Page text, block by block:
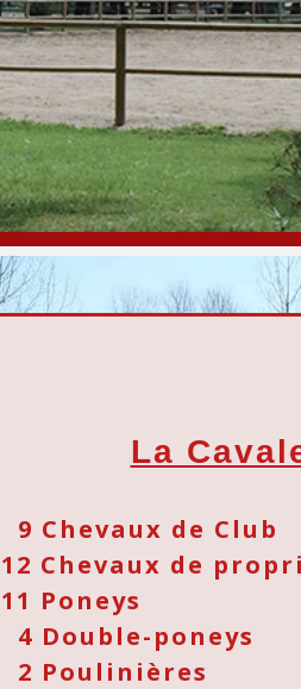
La
9 Chevaux de Club
12 Chevaux de
11 Poneys
4 Double-poneys
2 Poulinières